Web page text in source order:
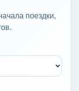
поездки,